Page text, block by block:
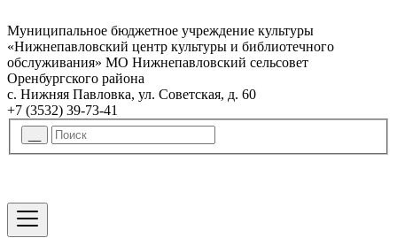
Муниципальное бюджетное учреждение культуры
«Нижнепавловский центр культуры и библиотечного
обслуживания» МО Нижнепавловский сельсовет
Оренбургского района
с. Нижняя Павловка, ул. Советская, д. 60
+7 (3532) 39-73-41